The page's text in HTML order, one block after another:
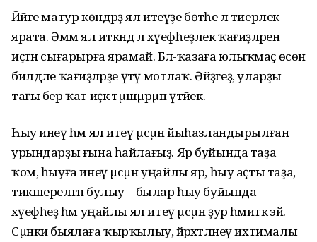
Йәйге матур көндәрҙә ял итеүҙе бөтәһе лә тиерлек
ярата. Әммә ял иткәндә лә хәүефһеҙлек ҡағиҙәләрен
иҫтән сығарырға ярамай. Бәлә-ҡазаға юлыҡмаҫ өсөн
билдәле ҡағиҙәләрҙе үтәү мотлаҡ. Әйҙәгеҙ, уларҙы
тағы бер ҡат иҫкә тµшµрµп үтәйек.
Һыу инеү һәм ял итеү µсµн йыһазландырылған
урындарҙы ғына һайлағыҙ. Яр буйында таҙа
ҡом, һыуға инеү µсµн уңайлы яр, һыу аҫты таҙа,
тикшерелгән булыу – былар һыу буйында
хәүефһеҙ һәм уңайлы ял итеү µсµн ҙур әһәмиәткә эйә.
Сµнки быялаға ҡырҡылыу, йәрәхәтләнеү ихтималы